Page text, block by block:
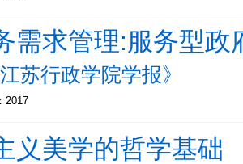
需求管理:服务型
江苏行政学院学报》
2017
义美学的哲学基础